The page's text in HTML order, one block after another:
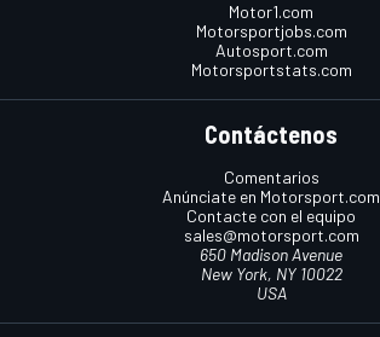
Motor1.com
Motorsportjobs.com
Autosport.com
Motorsportstats.com
Contáctenos
Comentarios
Anúnciate en Motorsport.com
Contacte con el equipo
sales@motorsport.com
650 Madison Avenue
New York, NY 10022
USA